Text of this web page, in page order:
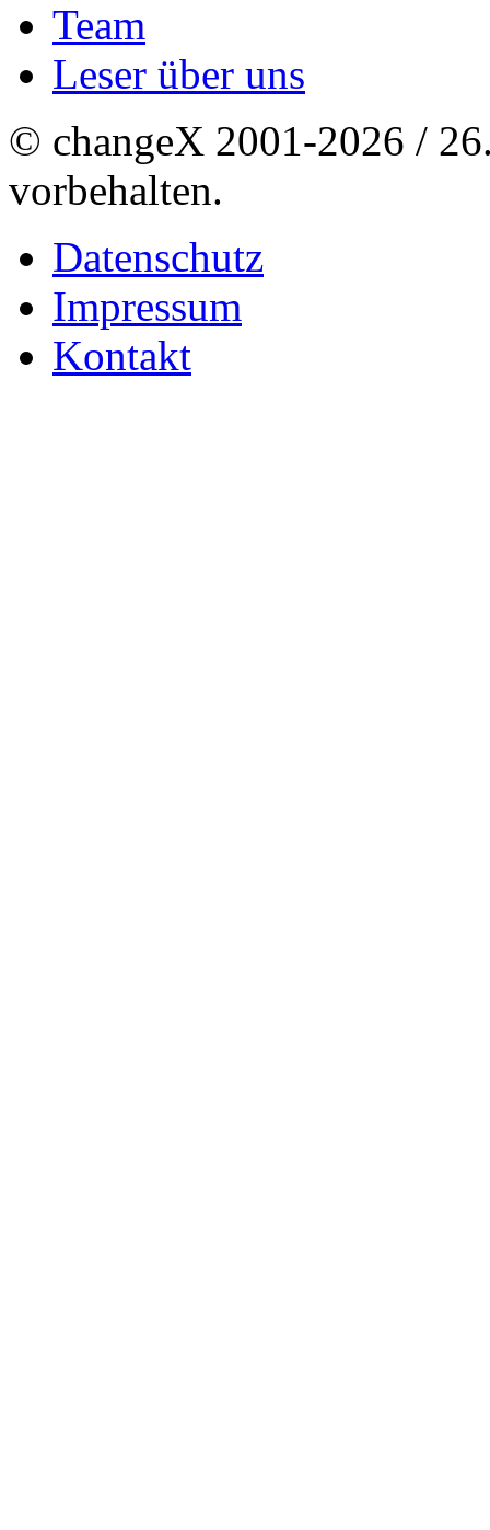
Team
Leser über uns
© changeX 2001-2026 /
vorbehalten.
Datenschutz
Impressum
Kontakt